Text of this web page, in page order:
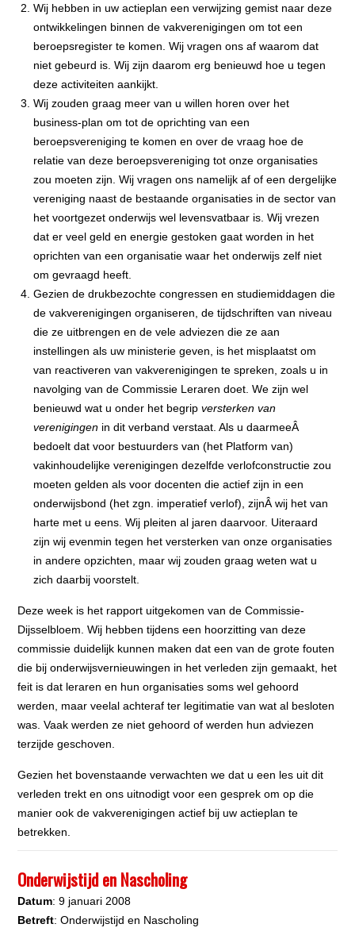
Wij hebben in uw actieplan een verwijzing gemist naar deze
ontwikkelingen binnen de vakverenigingen om tot een
beroepsregister te komen. Wij vragen ons af waarom dat
niet gebeurd is. Wij zijn daarom erg benieuwd hoe u tegen
deze activiteiten aankijkt.
Wij zouden graag meer van u willen horen over het
business-plan om tot de oprichting van een
beroepsvereniging te komen en over de vraag hoe de
relatie van deze beroepsvereniging tot onze organisaties
zou moeten zijn. Wij vragen ons namelijk af of een dergelijke
vereniging naast de bestaande organisaties in de sector van
het voortgezet onderwijs wel levensvatbaar is. Wij vrezen
dat er veel geld en energie gestoken gaat worden in het
oprichten van een organisatie waar het onderwijs zelf niet
om gevraagd heeft.
Gezien de drukbezochte congressen en studiemiddagen die
de vakverenigingen organiseren, de tijdschriften van niveau
die ze uitbrengen en de vele adviezen die ze aan
instellingen als uw ministerie geven, is het misplaatst om
van reactiveren van vakverenigingen te spreken, zoals u in
navolging van de Commissie Leraren doet. We zijn wel
benieuwd wat u onder het begripversterken van
verenigingen in dit verband verstaat. Als u daarmeeÂ
bedoelt dat voor bestuurders van (het Platform van)
vakinhoudelijke verenigingen dezelfde verlofconstructie zou
moeten gelden als voor docenten die actief zijn in een
onderwijsbond (het zgn. imperatief verlof), zijnÂ wij het van
harte met u eens. Wij pleiten al jaren daarvoor. Uiteraard
zijn wij evenmin tegen het versterken van onze organisaties
in andere opzichten, maar wij zouden graag weten wat u
zich daarbij voorstelt.
Deze week is het rapport uitgekomen van de Commissie-
Dijsselbloem. Wij hebben tijdens een hoorzitting van deze
commissie duidelijk kunnen maken dat een van de grote fouten
die bij onderwijsvernieuwingen in het verleden zijn gemaakt, het
feit is dat leraren en hun organisaties soms wel gehoord
werden, maar veelal achteraf ter legitimatie van wat al besloten
was. Vaak werden ze niet gehoord of werden hun adviezen
terzijde geschoven.
Gezien het bovenstaande verwachten we dat u een les uit dit
verleden trekt en ons uitnodigt voor een gesprek om op die
manier ook de vakverenigingen actief bij uw actieplan te
betrekken.
Onderwijstijd en Nascholing
Datum: 9 januari 2008
Betreft: Onderwijstijd en Nascholing